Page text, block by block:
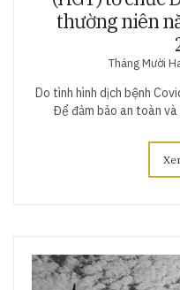
thường niên
Tháng Mười
Do tình hình dịch bệnh
Để đảm bảo an toàn